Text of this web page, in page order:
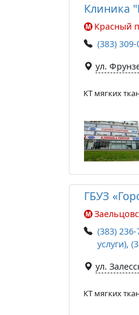
Клиника
Красный
(383)
ул.
КТ мягких
ГБУЗ
(383)
услуги),
ул.
КТ мягких